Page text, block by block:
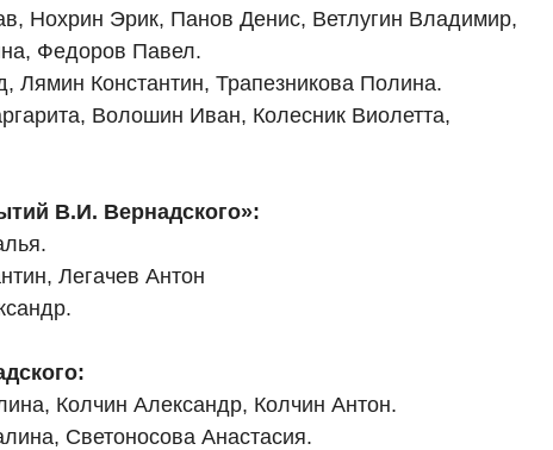
Нохрин Эрик, Панов Денис, Ветлугин Владимир,
Федоров Павел.
Лямин Константин, Трапезникова Полина.
Волошин Иван, Колесник Виолетта,
В.И. Вернадского»:
Легачев Антон
Колчин Александр, Колчин Антон.
Светоносова Анастасия.